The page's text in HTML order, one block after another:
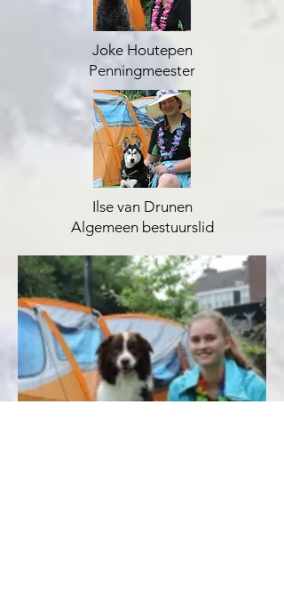
Joke Houtepen
Penningmeester
Ilse van Drunen
Algemeen bestuurslid